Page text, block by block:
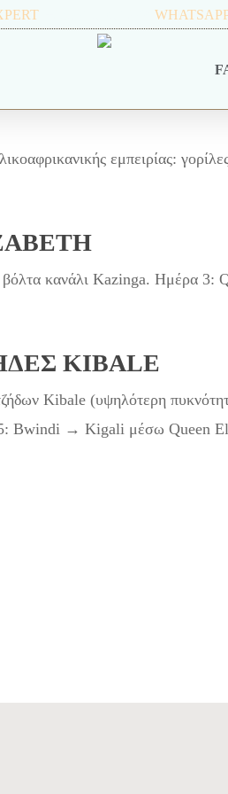
εμπειρίας:
κανάλι Kazinga. Ημέρα
KIBALE
Kibale (υψηλότερη
→ Kigali μέσω Queen